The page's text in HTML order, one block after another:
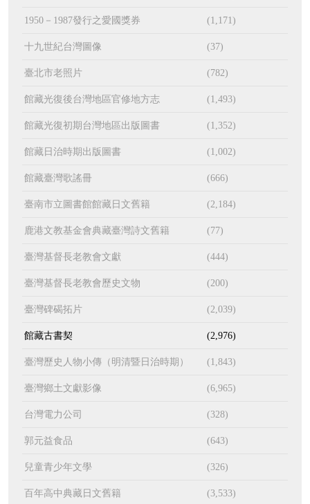
1950－1987發行之愛國獎券 (1,171)
十九世紀台灣圖像 (37)
臺北市老照片 (782)
館藏光復後台灣地區官修地方志 (1,493)
館藏光復初期台灣地區出版圖書 (1,352)
館藏日治時期出版圖書 (1,002)
館藏臺灣歌謠冊 (666)
臺南市立圖書館館藏日文舊籍 (2,184)
鹿港文教基金會典藏臺灣詩文舊籍 (77)
臺灣基督長老教會文獻 (444)
臺灣基督長老教會歷史文物 (200)
臺灣碑碣拓片 (2,039)
館藏古書契 (2,976)
臺灣歷史人物小傳（明清暨日治時期） (1,843)
臺灣鄉土文獻影像 (6,965)
台灣電力公司 (328)
郭元益食品 (643)
兒童青少年文學 (326)
百年高中典藏日文舊籍 (3,533)